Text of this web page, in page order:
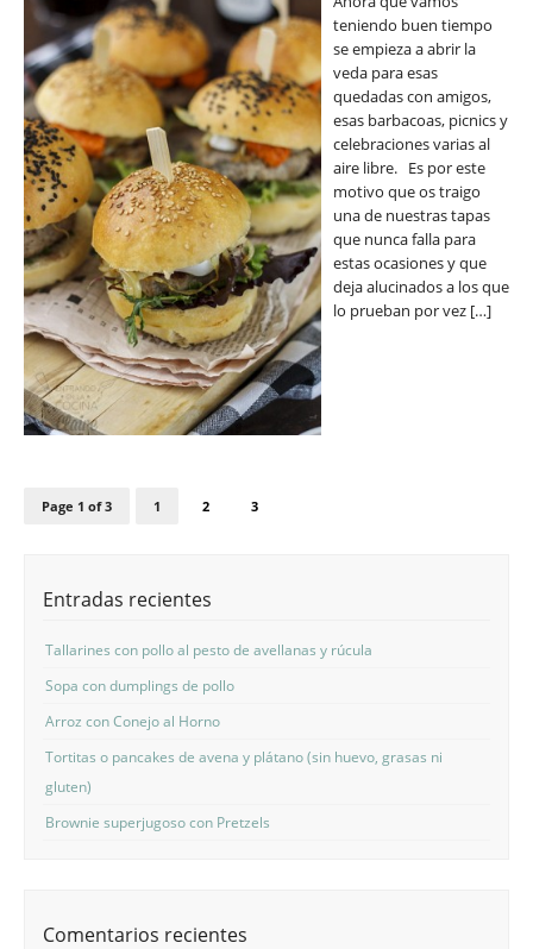
teniendo buen tiempo
se empieza a abrir la
veda para esas
quedadas con amigos,
esas barbacoas, picnics y
celebraciones varias al
aire libre. Es por este
motivo que os traigo
una de nuestras tapas
que nunca falla para
estas ocasiones y que
deja alucinados a los que
lo prueban por vez […]
Page 1 of 3 1 2 3
Entradas recientes
Tallarines con pollo al pesto de avellanas y rúcula
Sopa con dumplings de pollo
Arroz con Conejo al Horno
Tortitas o pancakes de avena y plátano (sin huevo, grasas ni
gluten)
Brownie superjugoso con Pretzels
Comentarios recientes